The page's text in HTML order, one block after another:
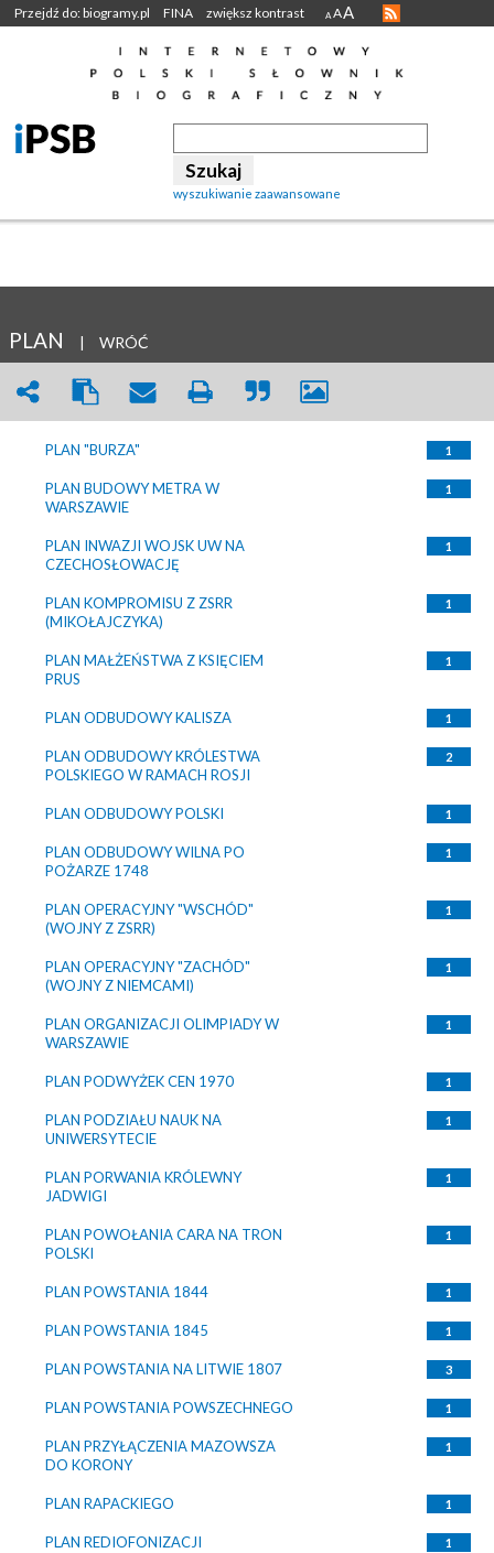
Przejdź do: biogramy.pl FINA zwiększ kontrast A AA
wyszukiwanie zaawansowane
PLAN | WRÓĆ
PLAN "BURZA" 1
PLAN BUDOWY METRA W
WARSZAWIE
1
PLAN INWAZJI WOJSK UW NA
CZECHOSŁOWACJĘ
1
PLAN KOMPROMISU Z ZSRR
(MIKOŁAJCZYKA)
1
PLAN MAŁŻEŃSTWA Z KSIĘCIEM
PRUS
1
PLAN ODBUDOWY KALISZA 1
PLAN ODBUDOWY KRÓLESTWA
POLSKIEGO W RAMACH ROSJI
2
PLAN ODBUDOWY POLSKI 1
PLAN ODBUDOWY WILNA PO
POŻARZE 1748
1
PLAN OPERACYJNY "WSCHÓD"
(WOJNY Z ZSRR)
1
PLAN OPERACYJNY "ZACHÓD"
(WOJNY Z NIEMCAMI)
1
PLAN ORGANIZACJI OLIMPIADY W
WARSZAWIE
1
PLAN PODWYŻEK CEN 1970 1
PLAN PODZIAŁU NAUK NA
UNIWERSYTECIE
1
PLAN PORWANIA KRÓLEWNY
JADWIGI
1
PLAN POWOŁANIA CARA NA TRON
POLSKI
1
PLAN POWSTANIA 1844 1
PLAN POWSTANIA 1845 1
PLAN POWSTANIA NA LITWIE 1807 3
PLAN POWSTANIA POWSZECHNEGO 1
PLAN PRZYŁĄCZENIA MAZOWSZA
DO KORONY
1
PLAN RAPACKIEGO 1
PLAN REDIOFONIZACJI 1